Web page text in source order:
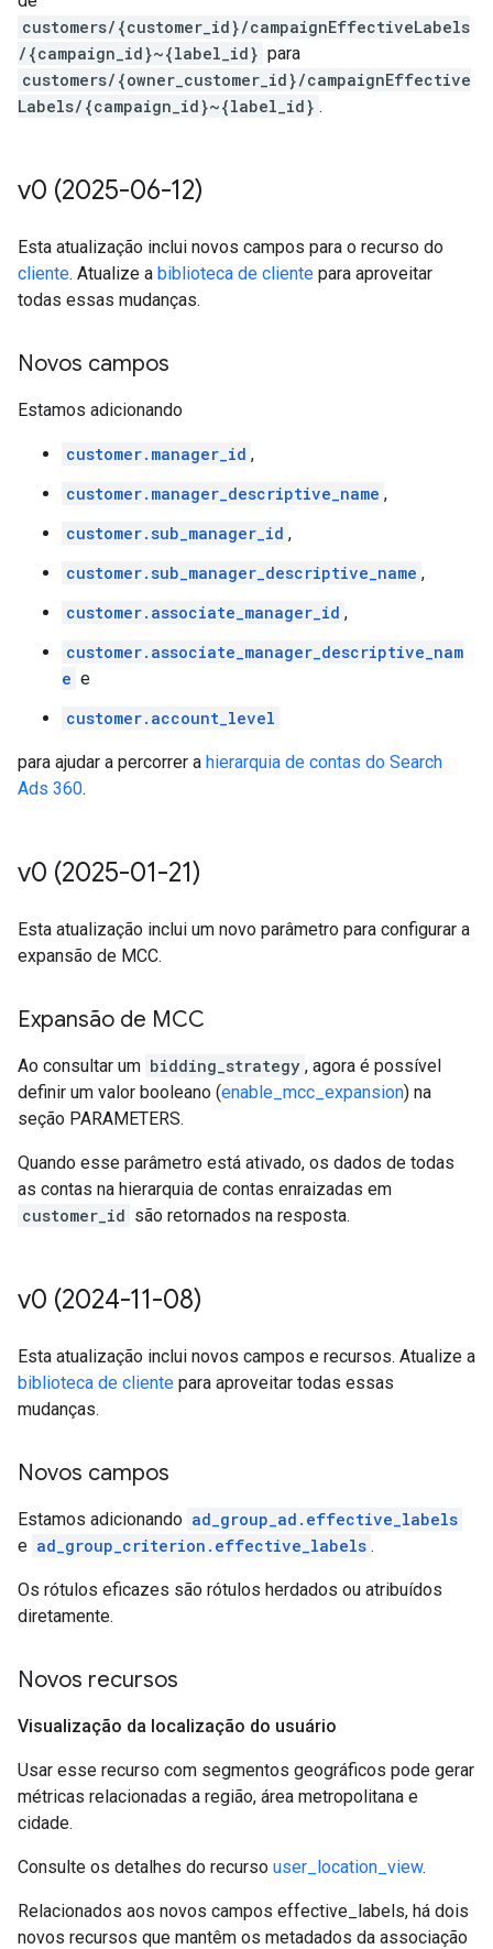
customers/{customer_id}/campaignEffectiveLabels
/{campaign_id}~{label_id} para
customers/{owner_customer_id}/campaignEffective
Labels/{campaign_id}~{label_id} .
v0 (2025-06-12)
Esta atualização inclui novos campos para o recurso do
cliente. Atualize a biblioteca de cliente para aproveitar
todas essas mudanças.
Novos campos
Estamos adicionando
customer.manager_id ,
customer.manager_descriptive_name ,
customer.sub_manager_id ,
customer.sub_manager_descriptive_name ,
customer.associate_manager_id ,
customer.associate_manager_descriptive_nam
e e
customer.account_level
para ajudar a percorrer a hierarquia de contas do Search
Ads 360.
v0 (2025-01-21)
Esta atualização inclui um novo parâmetro para configurar a
expansão de MCC.
Expansão de MCC
Ao consultar um bidding_strategy , agora é possível
definir um valor booleano (enable_mcc_expansion) na
seção PARAMETERS.
Quando esse parâmetro está ativado, os dados de todas
as contas na hierarquia de contas enraizadas em
customer_id são retornados na resposta.
v0 (2024-11-08)
Esta atualização inclui novos campos e recursos. Atualize a
biblioteca de cliente para aproveitar todas essas
mudanças.
Novos campos
Estamos adicionando ad_group_ad.effective_labels
e ad_group_criterion.effective_labels .
Os rótulos eficazes são rótulos herdados ou atribuídos
diretamente.
Novos recursos
Visualização da localização do usuário
Usar esse recurso com segmentos geográficos pode gerar
métricas relacionadas a região, área metropolitana e
cidade.
Consulte os detalhes do recurso user_location_view.
Relacionados aos novos campos effective_labels, há dois
novos recursos que mantêm os metadados da associação